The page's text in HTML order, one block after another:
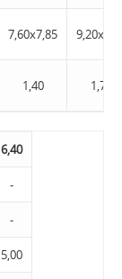
7,60х7,85
1,40 1,70
6,40
-
-
5,00